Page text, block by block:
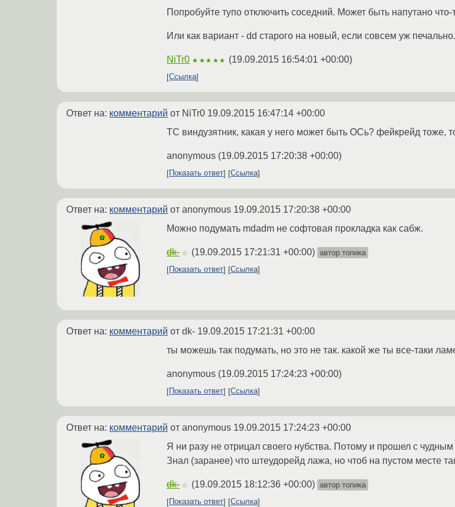
Попробуйте тупо отключить соседний. Может быть напутано что-
Или как вариант - dd старого на новый, если совсем уж
NiTr0 ★★★★★ (19.09.2015 16:54:01 +00:00)
Ссылка
Ответ на: комментарий от NiTr0 19.09.2015 16:47:14 +00:00
ТС виндузятник, какая у него может быть ОСь? фейкрейд тоже,
anonymous (19.09.2015 17:20:38 +00:00)
Показать ответ Ссылка
Ответ на: комментарий от anonymous 19.09.2015 17:20:38 +00:00
Можно подумать mdadm не софтовая прокладка как сабж.
dk- ☆ (19.09.2015 17:21:31 +00:00) автор топика
Показать ответ
Ссылка
Ответ на: комментарий от dk- 19.09.2015 17:21:31 +00:00
ты можешь так подумать, но это не так. какой же ты все-таки
anonymous (19.09.2015 17:24:23 +00:00)
Показать ответ Ссылка
Ответ на: комментарий от anonymous 19.09.2015 17:24:23 +00:00
Я ни разу не отрицал своего нубства. Потому и прошел с
Знал (заранее) что штеудорейд лажа, но чтоб на пустом месте
dk- ☆ (19.09.2015 18:12:36 +00:00) автор топика
Показать ответ
Ссылка